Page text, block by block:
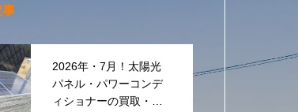
事
2026年・7月！太陽光
パネル・パワーコンデ
ィショナーの買取・無